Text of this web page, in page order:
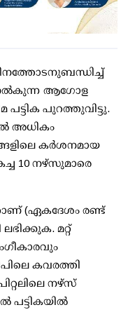
ആഗോള
പുറത്തുവിട്ടു.
ല്‍ അധികം
കര്‍ശനമായ
10 നഴ്‌സുമാരെ
(ഏകദേശം രണ്ട്
മറ്റ്
കവരത്തി
നഴ്‌സ്